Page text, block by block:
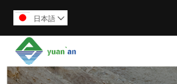
日本語 